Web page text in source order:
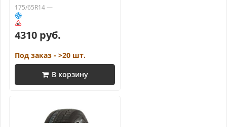
175/65R14 —
4310 руб.
Под заказ - >20 шт.
В корзину